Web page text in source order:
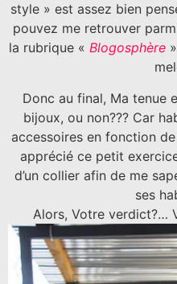
style » est assez bien
pouvez me retrouver
la rubrique « Blogosphère»
Donc au final, Ma tenue
bijoux, ou non??? Car
accessoires en fonction
apprécié ce petit
d’un collier afin de me
ses
Alors, Votre verdict?…